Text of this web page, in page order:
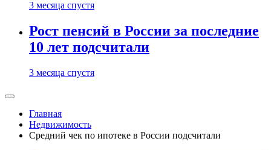
3 месяца спустя
Рост пенсий в России за последние
10 лет подсчитали
3 месяца спустя
Главная
Недвижимость
Средний чек по ипотеке в России подсчитали